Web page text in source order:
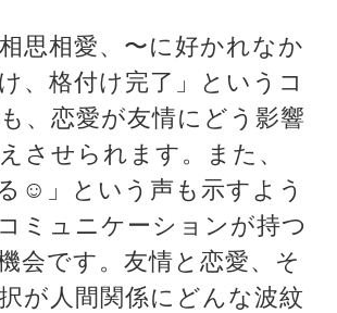
思相愛、〜に好かれなか
、格付け完了」というコ
、恋愛が友情にどう影響
させられます。また、
る☺」という声も示すよう
ミュニケーションが持つ
会です。友情と恋愛、そ
が人間関係にどんな波紋